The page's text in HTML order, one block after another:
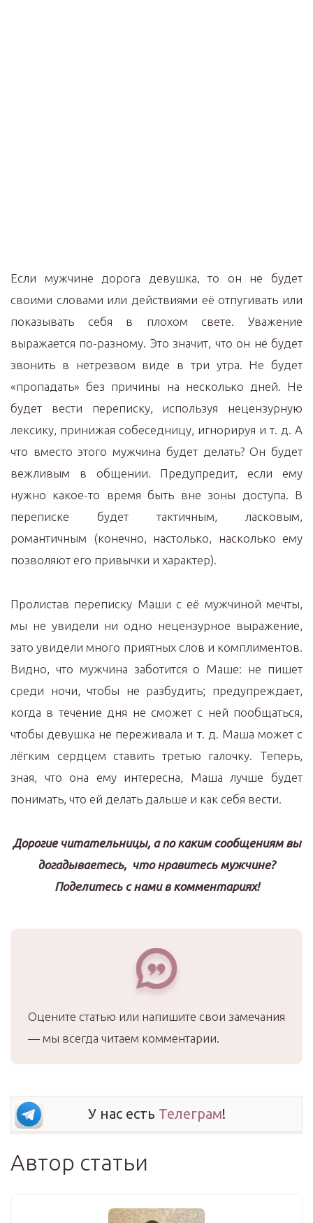
Если мужчине дорога девушка, то он не будет
своими словами или действиями её отпугивать или
показывать себя в плохом свете. Уважение
выражается по-разному. Это значит, что он не будет
звонить в нетрезвом виде в три утра. Не будет
«пропадать» без причины на несколько дней. Не
будет вести переписку, используя нецензурную
лексику, принижая собеседницу, игнорируя и т. д. А
что вместо этого мужчина будет делать? Он будет
вежливым в общении. Предупредит, если ему
нужно какое-то время быть вне зоны доступа. В
переписке будет тактичным, ласковым,
романтичным (конечно, настолько, насколько ему
позволяют его привычки и характер).
Пролистав переписку Маши с её мужчиной мечты,
мы не увидели ни одно нецензурное выражение,
зато увидели много приятных слов и комплиментов.
Видно, что мужчина заботится о Маше: не пишет
среди ночи, чтобы не разбудить; предупреждает,
когда в течение дня не сможет с ней пообщаться,
чтобы девушка не переживала и т. д. Маша может с
лёгким сердцем ставить третью галочку. Теперь,
зная, что она ему интересна, Маша лучше будет
понимать, что ей делать дальше и как себя вести.
Дорогие читательницы, а по каким сообщениям вы
догадываетесь, что нравитесь мужчине?
Поделитесь с нами в комментариях!
Оцените статью или напишите свои замечания
— мы всегда читаем комментарии.
У нас есть Телеграм!
Автор статьи